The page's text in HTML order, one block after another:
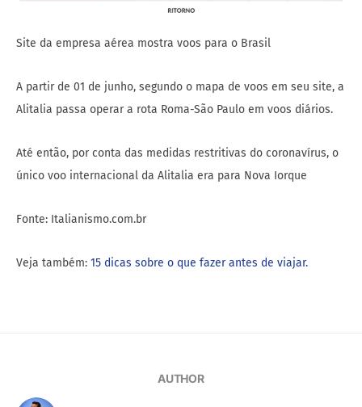
Site da empresa aérea mostra voos para o Brasil
A partir de 01 de junho, segundo o mapa de voos em seu site, a
Alitalia passa operar a rota Roma-São Paulo em voos diários.
Até então, por conta das medidas restritivas do coronavírus, o
único voo internacional da Alitalia era para Nova Iorque
Fonte: Italianismo.com.br
Veja também: 15 dicas sobre o que fazer antes de viajar.
AUTHOR